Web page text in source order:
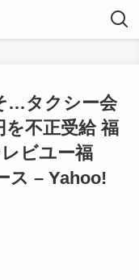
…タクシー会
を不正受給 福
ビユー福
ス – Yahoo!